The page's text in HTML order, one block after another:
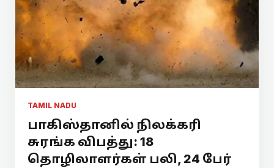
TAMIL NADU
பாகிஸ்தானில் நிலக்கரி
சுரங்க விபத்து: 18
தொழிலாளர்கள் பலி, 24 பேர்